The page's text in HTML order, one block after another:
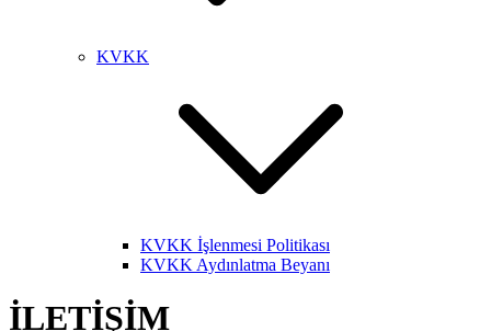
KVKK
KVKK İşlenmesi Politikası
KVKK Aydınlatma Beyanı
İLETİŞİM